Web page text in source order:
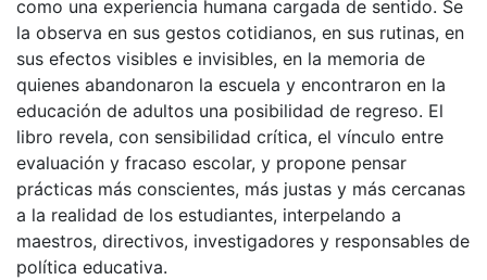
como una experiencia humana cargada de sentido. Se
la observa en sus gestos cotidianos, en sus rutinas, en
sus efectos visibles e invisibles, en la memoria de
quienes abandonaron la escuela y encontraron en la
educación de adultos una posibilidad de regreso. El
libro revela, con sensibilidad crítica, el vínculo entre
evaluación y fracaso escolar, y propone pensar
prácticas más conscientes, más justas y más cercanas
a la realidad de los estudiantes, interpelando a
maestros, directivos, investigadores y responsables de
política educativa.